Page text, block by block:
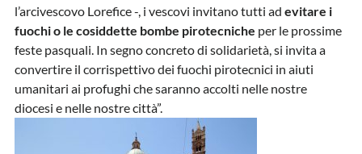
l’arcivescovo Lorefice -, i vescovi invitano tutti ad evitare i
fuochi o le cosiddette bombe pirotecniche per le prossime
feste pasquali. In segno concreto di solidarietà, si invita a
convertire il corrispettivo dei fuochi pirotecnici in aiuti
umanitari ai profughi che saranno accolti nelle nostre
diocesi e nelle nostre città”.